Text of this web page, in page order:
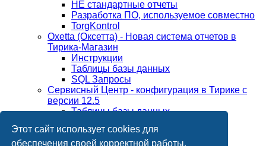
Этот сайт использует cookies для
обеспечения своей корректной работы.
НЕ стандартные отчеты
Разработка ПО, используемое совместно
TorgKontrol
Oxetta (Оксетта) - Новая система отчетов в
Тирика-Магазин
Инструкции
Таблицы базы данных
SQL Запросы
Сервисный Центр - конфигурация в Тирике с
версии 12.5
Таблицы базы данных
Тирика-Магазин 5.*
Тирика-Магазин 6.*